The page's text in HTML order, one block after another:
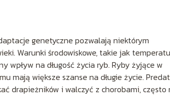
genetyczne pozwalają niektórym
Warunki środowiskowe, takie jak
wpływ na długość życia ryb. Ryby żyjące w
mają większe szanse na długie życie.
drapieżników i walczyć z chorobami, często